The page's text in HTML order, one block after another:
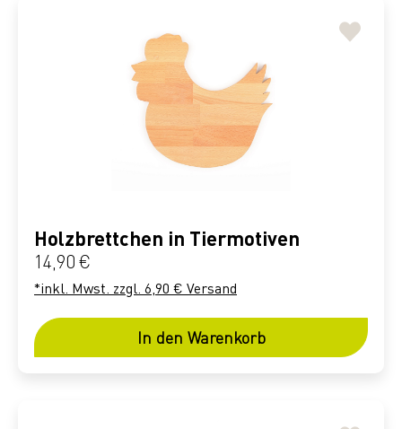
Holzbrettchen in Tiermotiven
Regulärer Preis:
14,90 €
*inkl. Mwst. zzgl. 6,90 € Versand
In den Warenkorb